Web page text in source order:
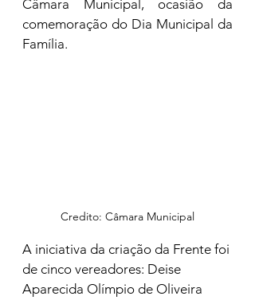
Câmara Municipal, ocasião da
comemoração do Dia Municipal da
Família.
Credito: Câmara Municipal
A iniciativa da criação da Frente foi
de cinco vereadores: Deise
Aparecida Olímpio de Oliveira